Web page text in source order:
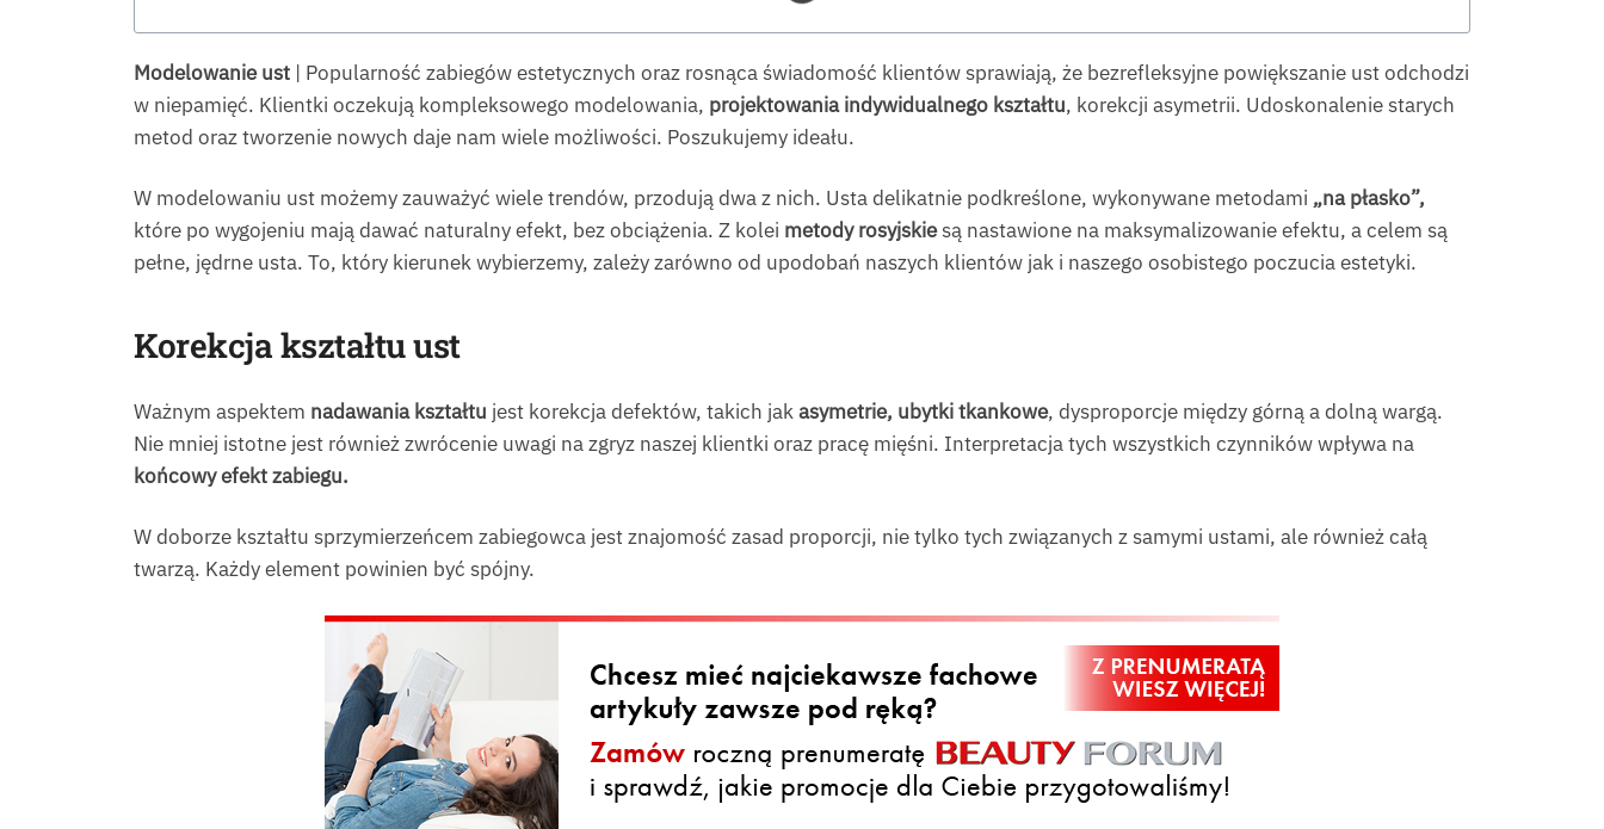
Modelowanie ust | Popularność zabiegów estetycznych oraz rosnąca świadomość klientów sprawiają, że bezrefleksyjne powiększanie ust odchodzi
w niepamięć. Klientki oczekują kompleksowego modelowania, projektowania indywidualnego kształtu, korekcji asymetrii. Udoskonalenie starych
metod oraz tworzenie nowych daje nam wiele możliwości. Poszukujemy ideału.
W modelowaniu ust możemy zauważyć wiele trendów, przodują dwa z nich. Usta delikatnie podkreślone, wykonywane metodami „na płasko”,
które po wygojeniu mają dawać naturalny efekt, bez obciążenia. Z kolei metody rosyjskiesą nastawione na maksymalizowanie efektu, a celem są
pełne, jędrne usta. To, który kierunek wybierzemy, zależy zarówno od upodobań naszych klientów jak i naszego osobistego poczucia estetyki.
Korekcja kształtu ust
Ważnym aspektem nadawania kształtu jest korekcja defektów, takich jakasymetrie, ubytki tkankowe, dysproporcje między górną a dolną wargą.
Nie mniej istotne jest również zwrócenie uwagi na zgryz naszej klientki oraz pracę mięśni. Interpretacja tych wszystkich czynników wpływa na
końcowy efekt zabiegu.
W doborze kształtu sprzymierzeńcem zabiegowca jest znajomość zasad proporcji, nie tylko tych związanych z samymi ustami, ale również całą
twarzą. Każdy element powinien być spójny.